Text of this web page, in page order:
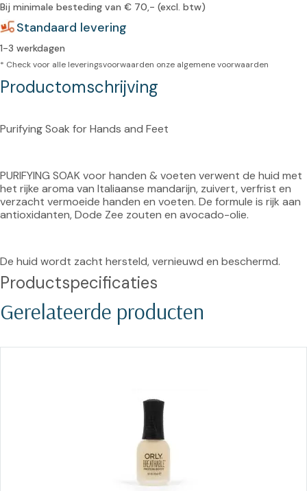
Bij minimale besteding van € 70,- (excl. btw)
Standaard levering
1-3 werkdagen
* Check voor alle leveringsvoorwaarden onze algemene voorwaarden
Productomschrijving
Purifying Soak for Hands and Feet
PURIFYING SOAK voor handen & voeten verwent de huid met
het rijke aroma van Italiaanse mandarijn, zuivert, verfrist en
verzacht vermoeide handen en voeten. De formule is rijk aan
antioxidanten, Dode Zee zouten en avocado-olie.
De huid wordt zacht hersteld, vernieuwd en beschermd.
Productspecificaties
Gerelateerde producten